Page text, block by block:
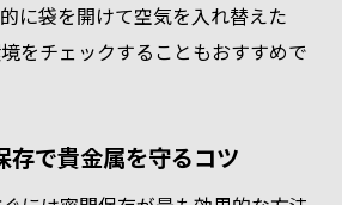
属保管がシルバー買取額に直結
金属を高く売るための保存戦略
目指すための賢い貴金属保管術
に袋を開けて空気を入れ替えた
をチェックすることもおすすめで
存で貴金属を守るコツ